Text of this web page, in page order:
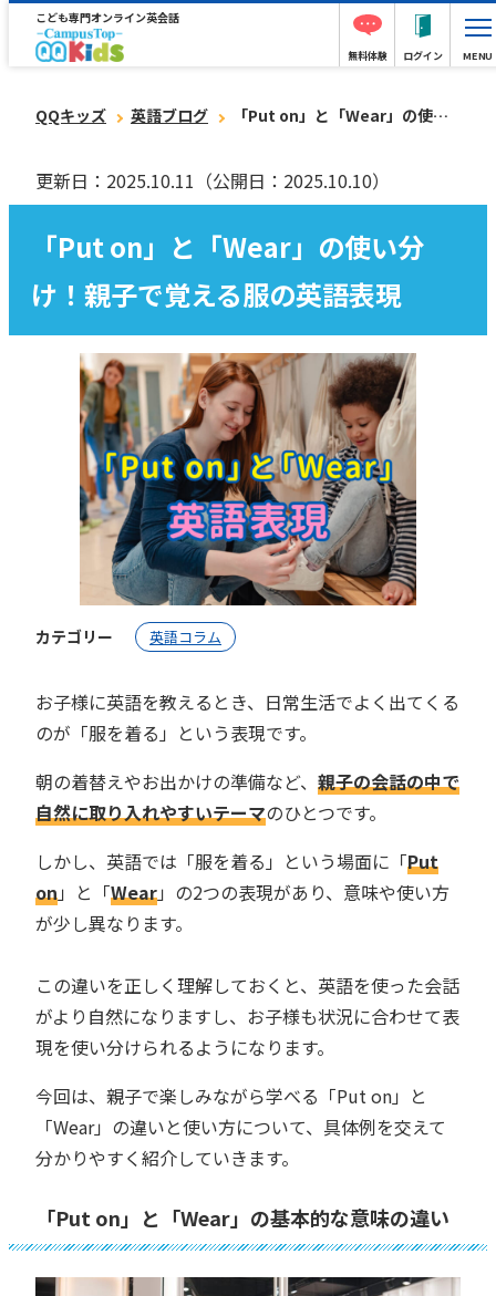
こども専門オンライン英会話
無料体験 ログイン MENU
QQキッズ 英語ブログ 「Put on」と「Wear」の使い分け！親子で覚える服の英語表現
更新日：2025.10.11 （公開日：2025.10.10）
「Put on」と「Wear」の使い分
け！親子で覚える服の英語表現
カテゴリー 英語コラム
お子様に英語を教えるとき、日常生活でよく出てくる
のが「服を着る」という表現です。
朝の着替えやお出かけの準備など、 親子の会話の中で
自然に取り入れやすいテーマのひとつです。
しかし、英語では「服を着る」という場面に「Put
on」と「Wear」の2つの表現があり、意味や使い方
が少し異なります。
この違いを正しく理解しておくと、英語を使った会話
がより自然になりますし、お子様も状況に合わせて表
現を使い分けられるようになります。
今回は、親子で楽しみながら学べる「Put on」と
「Wear」の違いと使い方について、具体例を交えて
分かりやすく紹介していきます。
「Put on」と「Wear」の基本的な意味の違い